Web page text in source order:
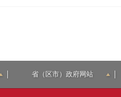
省（区市）政府网站